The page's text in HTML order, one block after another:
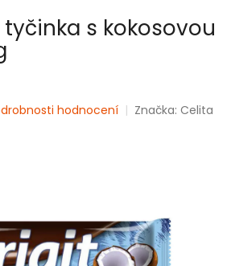
s kokosovou
hodnocení Značka: Celita